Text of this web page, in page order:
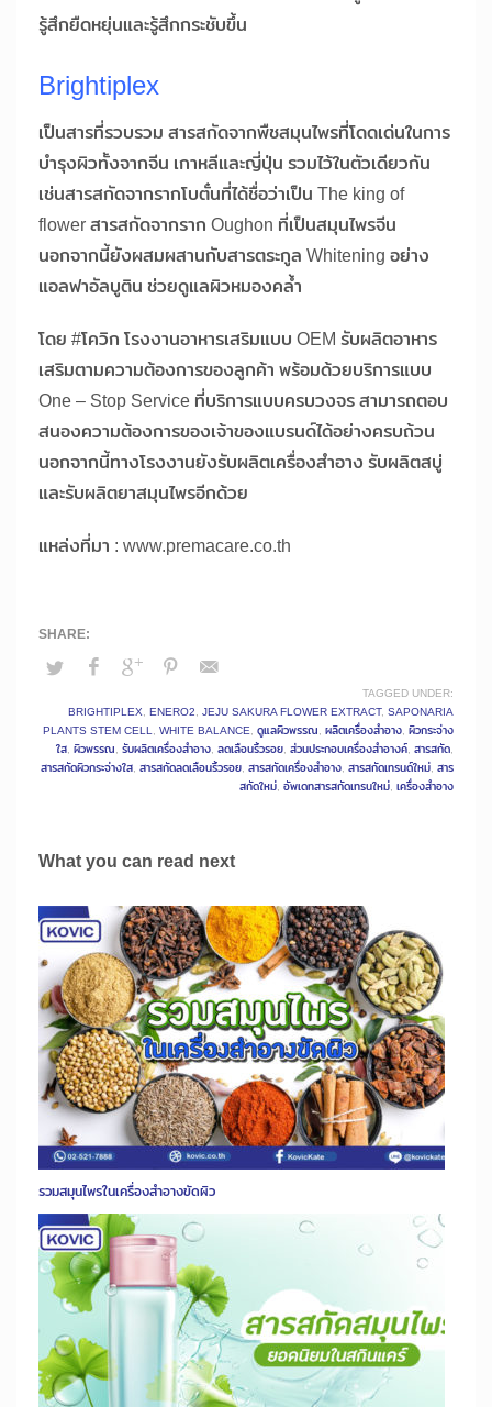
รู้สึกยืดหยุ่นและรู้สึกกระชับขึ้น
Brightiplex
เป็นสารที่รวบรวม สารสกัดจากพืชสมุนไพรที่โดดเด่นในการ
บำรุงผิวทั้งจากจีน เกาหลีและญี่ปุ่น รวมไว้ในตัวเดียวกัน
เช่นสารสกัดจากรากโบตั๋นที่ได้ชื่อว่าเป็น The king of
flower สารสกัดจากราก Oughon ที่เป็นสมุนไพรจีน
นอกจากนี้ยังผสมผสานกับสารตระกูล Whitening อย่าง
แอลฟาอัลบูติน ช่วยดูแลผิวหมองคล้ำ
โดย #โควิก โรงงานอาหารเสริมแบบ OEM รับผลิตอาหาร
เสริมตามความต้องการของลูกค้า พร้อมด้วยบริการแบบ
One – Stop Service ที่บริการแบบครบวงจร สามารถตอบ
สนองความต้องการของเจ้าของแบรนด์ได้อย่างครบถ้วน
นอกจากนี้ทางโรงงานยังรับผลิตเครื่องสำอาง รับผลิตสบู่
และรับผลิตยาสมุนไพรอีกด้วย
แหล่งที่มา : www.premacare.co.th
TAGGED UNDER:
BRIGHTIPLEX, ENERO2, JEJU SAKURA FLOWER EXTRACT, SAPONARIA
PLANTS STEM CELL, WHITE BALANCE, ดูแลผิวพรรณ, ผลิตเครื่องสำอาง, ผิวกระจ่าง
ใส, ผิวพรรณ, รับผลิตเครื่องสำอาง, ลดเลือนริ้วรอย, ส่วนประกอบเครื่องสำอางค์, สารสกัด,
สารสกัดผิวกระจ่างใส, สารสกัดลดเลือนริ้วรอย, สารสกัดเครื่องสำอาง, สารสกัดเทรนด์ใหม่, สาร
สกัดใหม่, อัพเดทสารสกัดเทรนใหม่, เครื่องสำอาง
What you can read next
รวมสมุนไพรในเครื่องสำอางขัดผิว